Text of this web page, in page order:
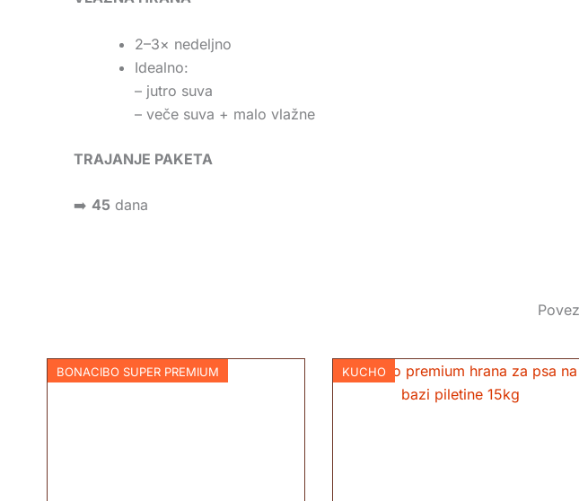
2–3× nedeljno
Idealno:
– jutro suva
– veče suva + malo vlažne
TRAJANJE PAKETA
➡️ 45 dana
BONACIBO SUPER PREMIUM KUCHO